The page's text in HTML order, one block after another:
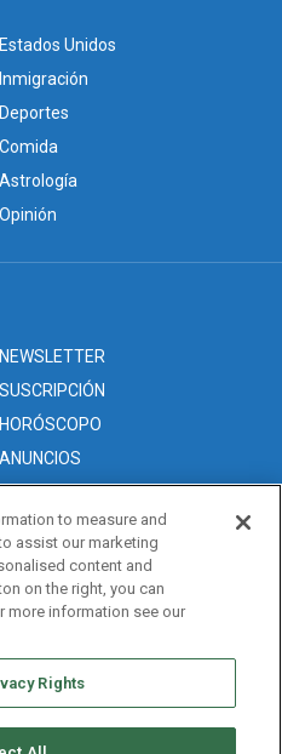
Estados Unidos
Inmigración
Deportes
Comida
Astrología
Opinión
NEWSLETTER
SUSCRIPCIÓN
HORÓSCOPO
ANUNCIOS
to measure and
assist our marketing
content and
on the right, you can
more information see our
Rights